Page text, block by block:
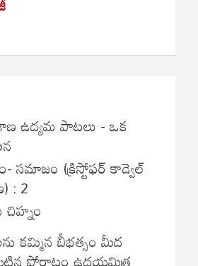
ఉద్యమ పాటలు - ఒక
సమాజం (క్రిస్టోఫర్ కాడ్వెల్
: 2
కమ్మిన బీభత్సం మీద